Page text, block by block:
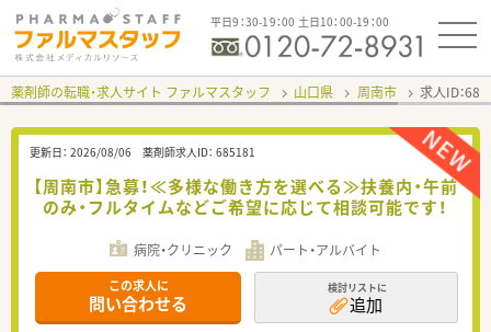
平日9：30-19：00 土日10：00-19：00
薬剤師の転職・求人サイト ファルマスタッフ 山口県 周南市 求人ID：
更新日： 2026/08/06 薬剤師求人ID： 685181
【周南市】急募！≪多様な働き方を選べる≫扶養内・午前
のみ・フルタイムなどご希望に応じて相談可能です！
病院・クリニック パート・アルバイト
この求人に
問い合わせる
検討リストに
追加